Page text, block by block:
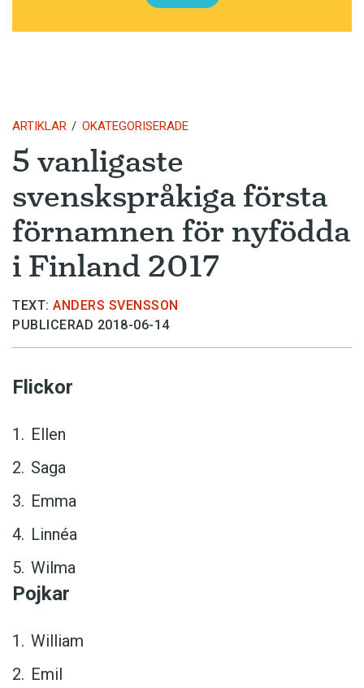
ARTIKLAR OKATEGORISERADE
5 vanligaste
svenskspråkiga första
förnamnen för nyfödda
i Finland 2017
TEXT: ANDERS SVENSSON
PUBLICERAD 2018-06-14
Flickor
Ellen
Saga
Emma
Linnéa
Wilma
Pojkar
William
Emil